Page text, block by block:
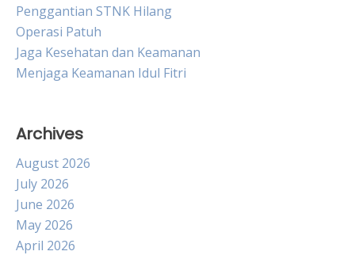
Penggantian STNK Hilang
Operasi Patuh
Jaga Kesehatan dan Keamanan
Menjaga Keamanan Idul Fitri
Archives
August 2026
July 2026
June 2026
May 2026
April 2026